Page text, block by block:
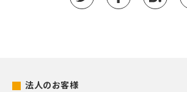
法人のお客様